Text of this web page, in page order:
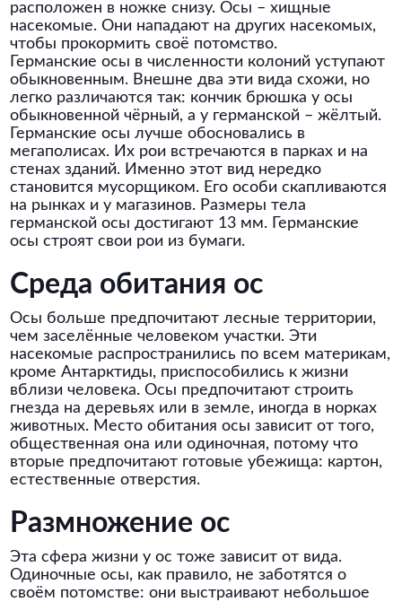
расположен в ножке снизу. Осы – хищные
насекомые. Они нападают на других насекомых,
чтобы прокормить своё потомство.
Германские осы в численности колоний уступают
обыкновенным. Внешне два эти вида схожи, но
легко различаются так: кончик брюшка у осы
обыкновенной чёрный, а у германской – жёлтый.
Германские осы лучше обосновались в
мегаполисах. Их рои встречаются в парках и на
стенах зданий. Именно этот вид нередко
становится мусорщиком. Его особи скапливаются
на рынках и у магазинов. Размеры тела
германской осы достигают 13 мм. Германские
осы строят свои рои из бумаги.
Среда обитания ос
Осы больше предпочитают лесные территории,
чем заселённые человеком участки. Эти
насекомые распространились по всем материкам,
кроме Антарктиды, приспособились к жизни
вблизи человека. Осы предпочитают строить
гнезда на деревьях или в земле, иногда в норках
животных. Место обитания осы зависит от того,
общественная она или одиночная, потому что
вторые предпочитают готовые убежища: картон,
естественные отверстия.
Размножение ос
Эта сфера жизни у ос тоже зависит от вида.
Одиночные осы, как правило, не заботятся о
своём потомстве: они выстраивают небольшое